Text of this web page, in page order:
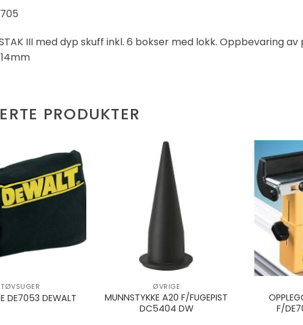
III med dyp skuff inkl. 6 bokser med lokk. Oppbevaring
PRODUKTER
DE7053 DEWALT
ØVRIGE
MUNNSTYKKE A20 F/FUGEPIST
DC5404 DW
+
F/